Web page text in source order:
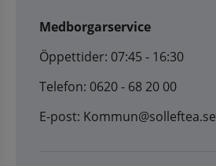
Medborgarservice
Öppettider: 07:45 - 16:30
Telefon: 0620 - 68 20 00
E-post: Kommun@solleftea.se